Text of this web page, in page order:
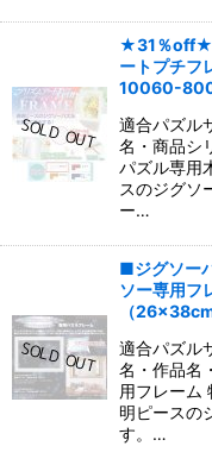
★31％off★
ートプチフ
10060-
適合パズル
名・商品シ
パズル専用
スのジグソ
ー…
■ジグソー
ソー専用フ
（
適合パズル
名・作品名
用フレーム
明ピースの
す。…